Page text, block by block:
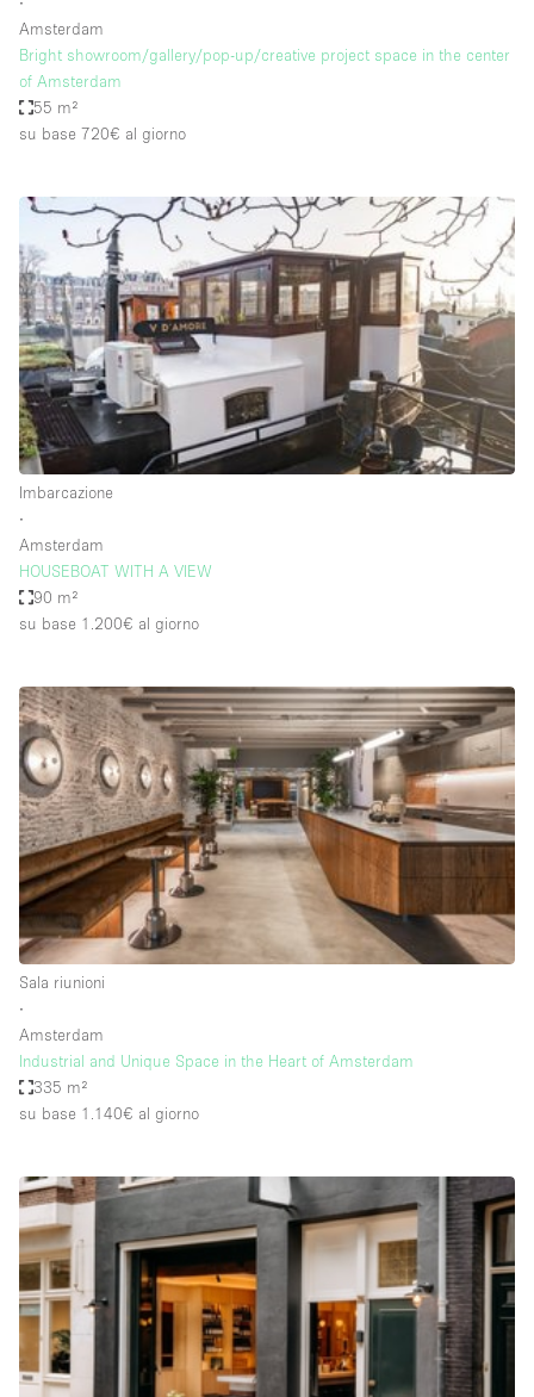
Uffici
Villa / Casa
Accesso per disabili
Ampia Porta d'Ingresso
Animals Friendly
Aria condizionata
Arredamento
Ascensore
Attaccapanni
Attrezzature da ufficio
Bagni
Bagno
Banconi
Camere Multiple
Camerini di prova
Concierge
Cucina
Elettricità
Esposizione di Automobili
Giardino
Illuminazione
Impianto audiovisivo
Industriale
Internet
Livello strada
Luce Diurna
Magazzino
Parcheggio privato
Amsterdam
Bright showroom/gallery/pop-up/creative project space in the center
of Amsterdam
55 m²
su base 720€ al giorno
Imbarcazione
∙
Amsterdam
HOUSEBOAT WITH A VIEW
90 m²
su base 1.200€ al giorno
Sala riunioni
∙
Amsterdam
Industrial and Unique Space in the Heart of Amsterdam
335 m²
su base 1.140€ al giorno